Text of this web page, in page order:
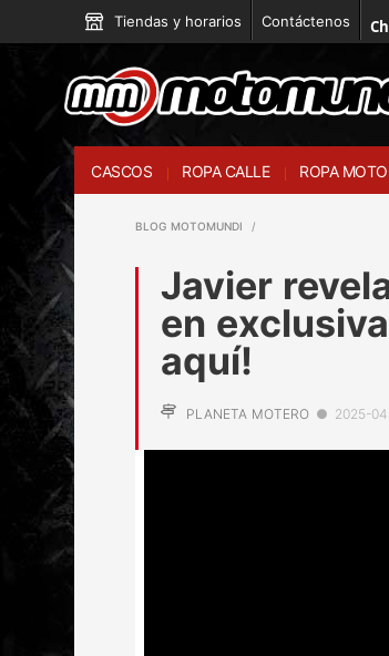
Tiendas y horarios Contáctenos
CASCOS ROPA CALLE ROPA
BLOG MOTOMUNDI
Javier
en
aquí!
PLANETA MOTERO ● 2025-